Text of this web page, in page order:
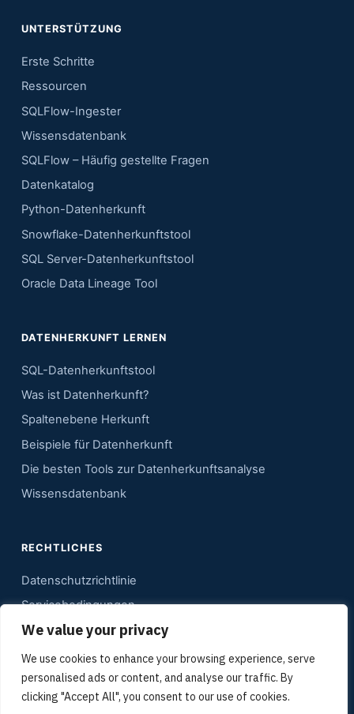
We value your privacy
We use cookies to enhance your browsing experience, serve
personalised ads or content, and analyse our traffic. By
clicking "Accept All", you consent to our use of cookies.
UNTERSTÜTZUNG
Erste Schritte
Ressourcen
SQLFlow-Ingester
Wissensdatenbank
SQLFlow – Häufig gestellte Fragen
Datenkatalog
Python-Datenherkunft
Snowflake-Datenherkunftstool
SQL Server-Datenherkunftstool
Oracle Data Lineage Tool
DATENHERKUNFT LERNEN
SQL-Datenherkunftstool
Was ist Datenherkunft?
Spaltenebene Herkunft
Beispiele für Datenherkunft
Die besten Tools zur Datenherkunftsanalyse
Wissensdatenbank
RECHTLICHES
Datenschutzrichtlinie
Servicebedingungen
Kontakt
Sitemap
Mediadaten